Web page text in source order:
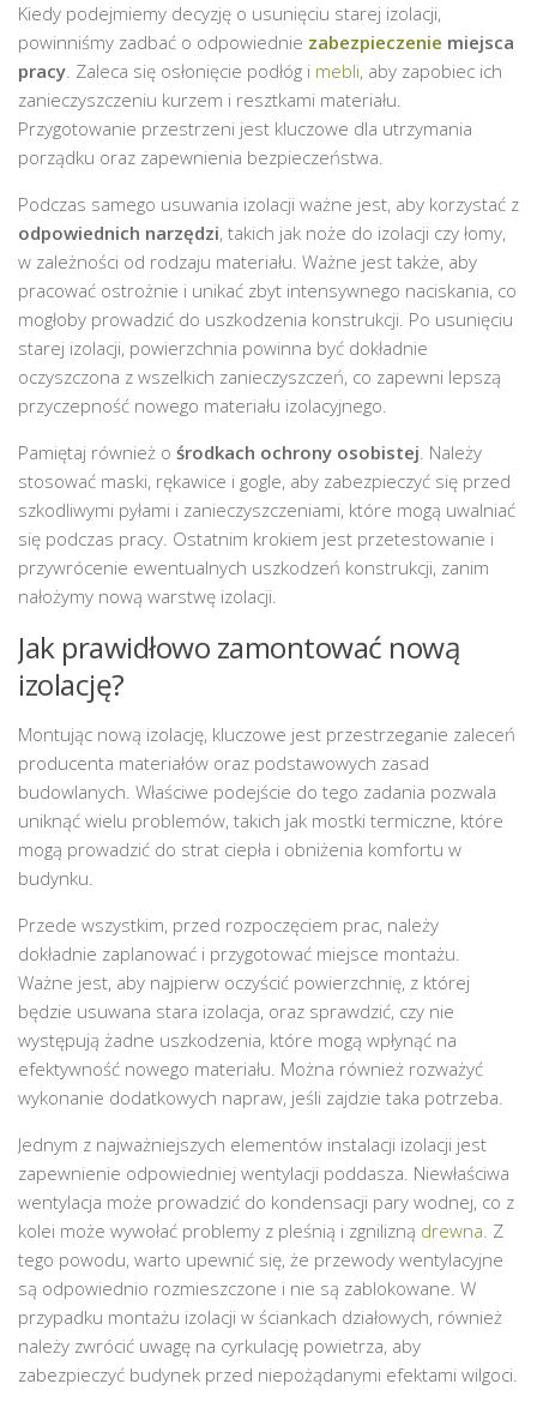
Kiedy podejmiemy decyzję o usunięciu starej izolacji,
powinniśmy zadbać o odpowiednie zabezpieczenie miejsca
pracy. Zaleca się osłonięcie podłóg i mebli, aby zapobiec ich
zanieczyszczeniu kurzem i resztkami materiału.
Przygotowanie przestrzeni jest kluczowe dla utrzymania
porządku oraz zapewnienia bezpieczeństwa.
Podczas samego usuwania izolacji ważne jest, aby korzystać z
odpowiednich narzędzi, takich jak noże do izolacji czy łomy,
w zależności od rodzaju materiału. Ważne jest także, aby
pracować ostrożnie i unikać zbyt intensywnego naciskania, co
mogłoby prowadzić do uszkodzenia konstrukcji. Po usunięciu
starej izolacji, powierzchnia powinna być dokładnie
oczyszczona z wszelkich zanieczyszczeń, co zapewni lepszą
przyczepność nowego materiału izolacyjnego.
Pamiętaj również o środkach ochrony osobistej. Należy
stosować maski, rękawice i gogle, aby zabezpieczyć się przed
szkodliwymi pyłami i zanieczyszczeniami, które mogą uwalniać
się podczas pracy. Ostatnim krokiem jest przetestowanie i
przywrócenie ewentualnych uszkodzeń konstrukcji, zanim
nałożymy nową warstwę izolacji.
Jak prawidłowo zamontować nową
izolację?
Montując nową izolację, kluczowe jest przestrzeganie zaleceń
producenta materiałów oraz podstawowych zasad
budowlanych. Właściwe podejście do tego zadania pozwala
uniknąć wielu problemów, takich jak mostki termiczne, które
mogą prowadzić do strat ciepła i obniżenia komfortu w
budynku.
Przede wszystkim, przed rozpoczęciem prac, należy
dokładnie zaplanować i przygotować miejsce montażu.
Ważne jest, aby najpierw oczyścić powierzchnię, z której
będzie usuwana stara izolacja, oraz sprawdzić, czy nie
występują żadne uszkodzenia, które mogą wpłynąć na
efektywność nowego materiału. Można również rozważyć
wykonanie dodatkowych napraw, jeśli zajdzie taka potrzeba.
Jednym z najważniejszych elementów instalacji izolacji jest
zapewnienie odpowiedniej wentylacji poddasza. Niewłaściwa
wentylacja może prowadzić do kondensacji pary wodnej, co z
kolei może wywołać problemy z pleśnią i zgnilizną drewna. Z
tego powodu, warto upewnić się, że przewody wentylacyjne
są odpowiednio rozmieszczone i nie są zablokowane. W
przypadku montażu izolacji w ściankach działowych, również
należy zwrócić uwagę na cyrkulację powietrza, aby
zabezpieczyć budynek przed niepożądanymi efektami wilgoci.